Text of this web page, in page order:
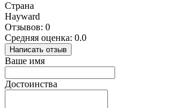
Страна
Hayward
Отзывов: 0
Средняя оценка: 0.0
Написать отзыв
Ваше имя
Достоинства